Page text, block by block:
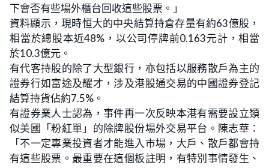
下會否有些場外櫃台回收這些股票。」
資料顯示，現時恒大的中央結算持倉存量有約63億股，
相當於總股本近48%，以公司停牌前0.163元計，相當
於10.3億元。
有代客持股的除了大型銀行，亦包括以服務散戶為主的
證券行如富途及耀才，涉及港股通交易的中國證券登記
結算持貨佔約7.5%。
有證券業人士認為，事件再一次反映本港有需要設立類
似美國「粉紅單」的除牌股份場外交易平台。陳志華：
「不一定專業投資者才能進入市場，大戶、散戶都會持
有這些股票。最重要在這個板註明，有特別事情發生、